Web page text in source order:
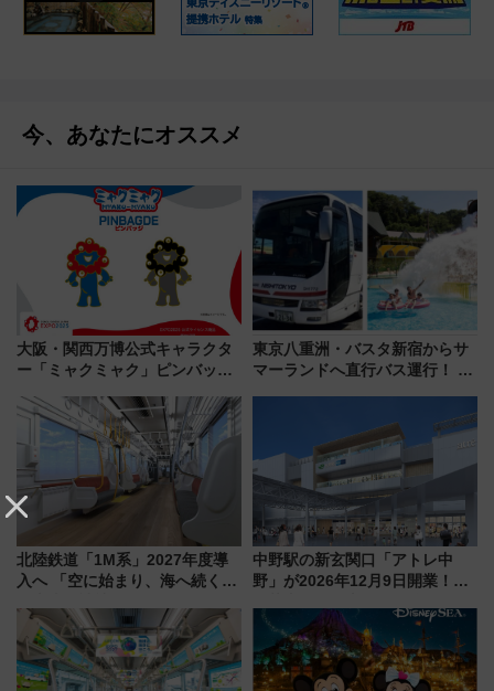
今、あなたにオススメ
大阪・関西万博公式キャラクタ
ー「ミャクミャク」ピンバッジ
中旬発売
東京八重洲・バスタ新宿からサ
マーランドへ直行バス運行！ お
北陸鉄道「1M系」2027年度導
入へ 「空に始まり、海へ続く」
神秘的なデザイン
中野駅の新玄関口「アトレ中
野」が2026年12月9日開業！新
注目スポット